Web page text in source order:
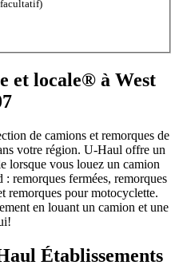
et locale® à West
de camions et remorques de
votre région. U-Haul offre un
lorsque vous louez un camion
remorques fermées, remorques
remorques pour motocyclette.
en louant un camion et une
Établissements